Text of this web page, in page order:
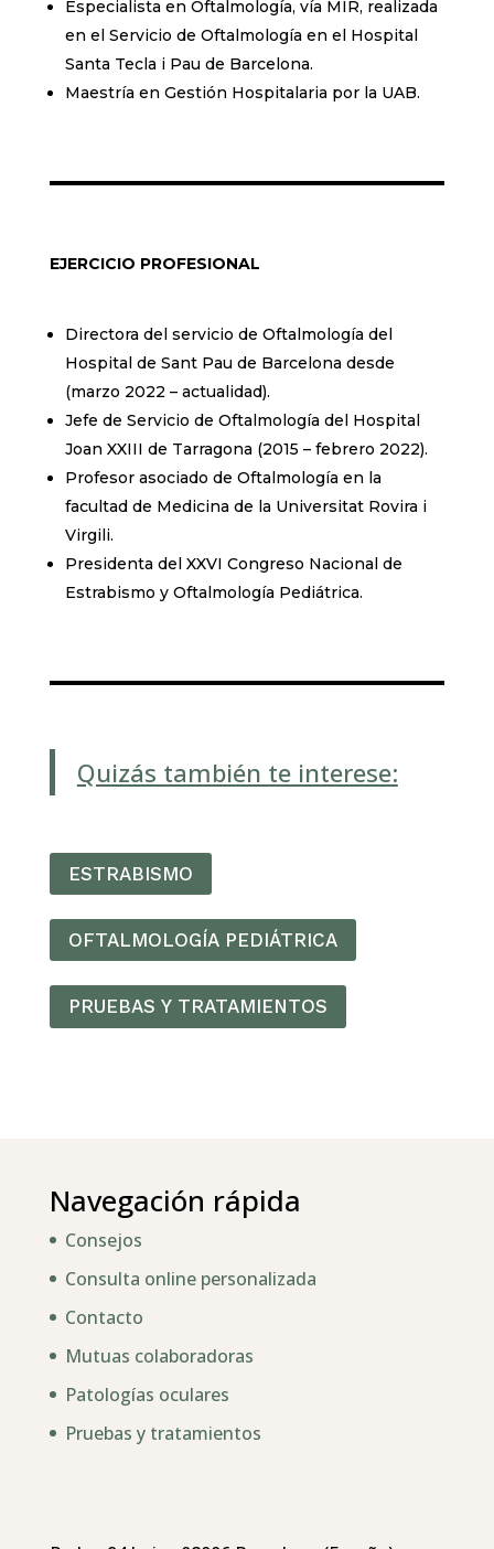
Especialista en Oftalmología, vía MIR, realizada
en el Servicio de Oftalmología en el Hospital
Santa Tecla i Pau de Barcelona.
Maestría en Gestión Hospitalaria por la UAB.
EJERCICIO PROFESIONAL
Directora del servicio de Oftalmología del
Hospital de Sant Pau de Barcelona desde
(marzo 2022 – actualidad).
Jefe de Servicio de Oftalmología del Hospital
Joan XXIII de Tarragona (2015 – febrero 2022).
Profesor asociado de Oftalmología en la
facultad de Medicina de la Universitat Rovira i
Virgili.
Presidenta del XXVI Congreso Nacional de
Estrabismo y Oftalmología Pediátrica.
Quizás también te interese:
ESTRABISMO
OFTALMOLOGÍA PEDIÁTRICA
PRUEBAS Y TRATAMIENTOS
Navegación rápida
Consejos
Consulta online personalizada
Contacto
Mutuas colaboradoras
Patologías oculares
Pruebas y tratamientos